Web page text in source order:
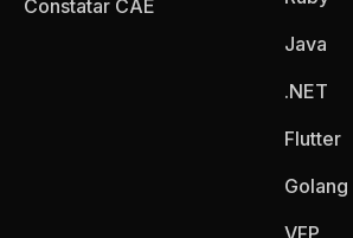
Constatar CAE
Java
.NET
Flutter
Golang